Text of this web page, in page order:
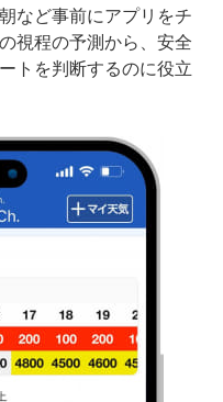
など事前にアプリをチ
視程の予測から、安全
トを判断するのに役立